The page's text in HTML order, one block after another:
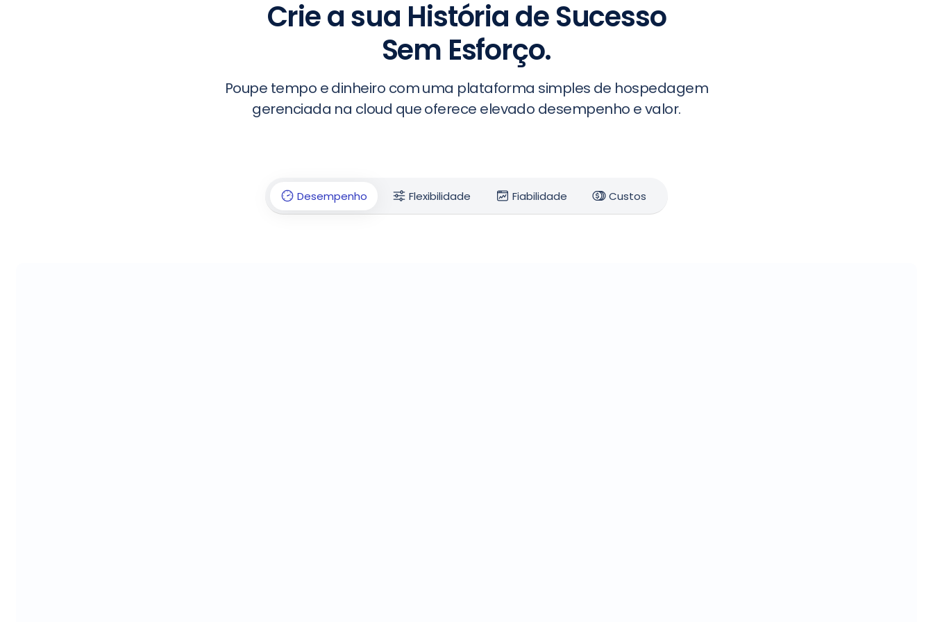
Crie a sua História de Sucesso
Sem Esforço.
Poupe tempo e dinheiro com uma plataforma simples de hospedagem
gerenciada na cloud que oferece elevado desempenho e valor.
Desempenho Flexibilidade Fiabilidade Custos